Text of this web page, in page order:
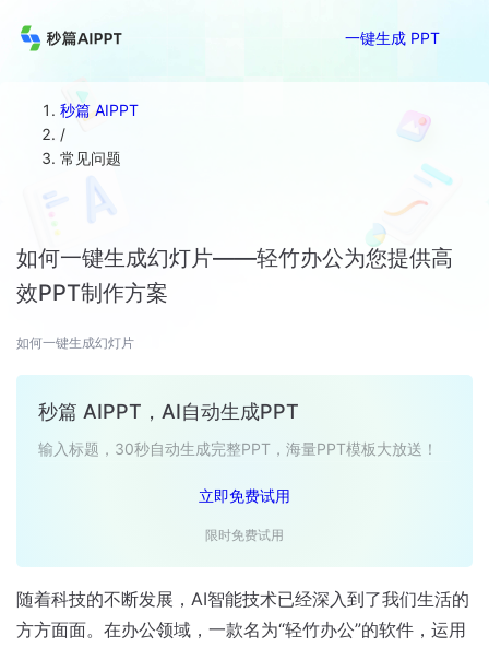
一键生成 PPT
秒篇 AIPPT
/
常见问题
如何一键生成幻灯片——轻竹办公为您提供高
效PPT制作方案
如何一键生成幻灯片
秒篇 AIPPT，AI自动生成PPT
输入标题，30秒自动生成完整PPT，海量PPT模板大放送！
立即免费试用
限时免费试用
随着科技的不断发展，AI智能技术已经深入到了我们生活的
方方面面。在办公领域，一款名为“轻竹办公”的软件，运用